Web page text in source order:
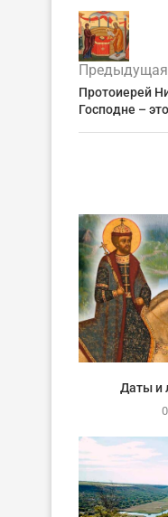
Предыдущая
Протоиерей
Господне –
Даты и